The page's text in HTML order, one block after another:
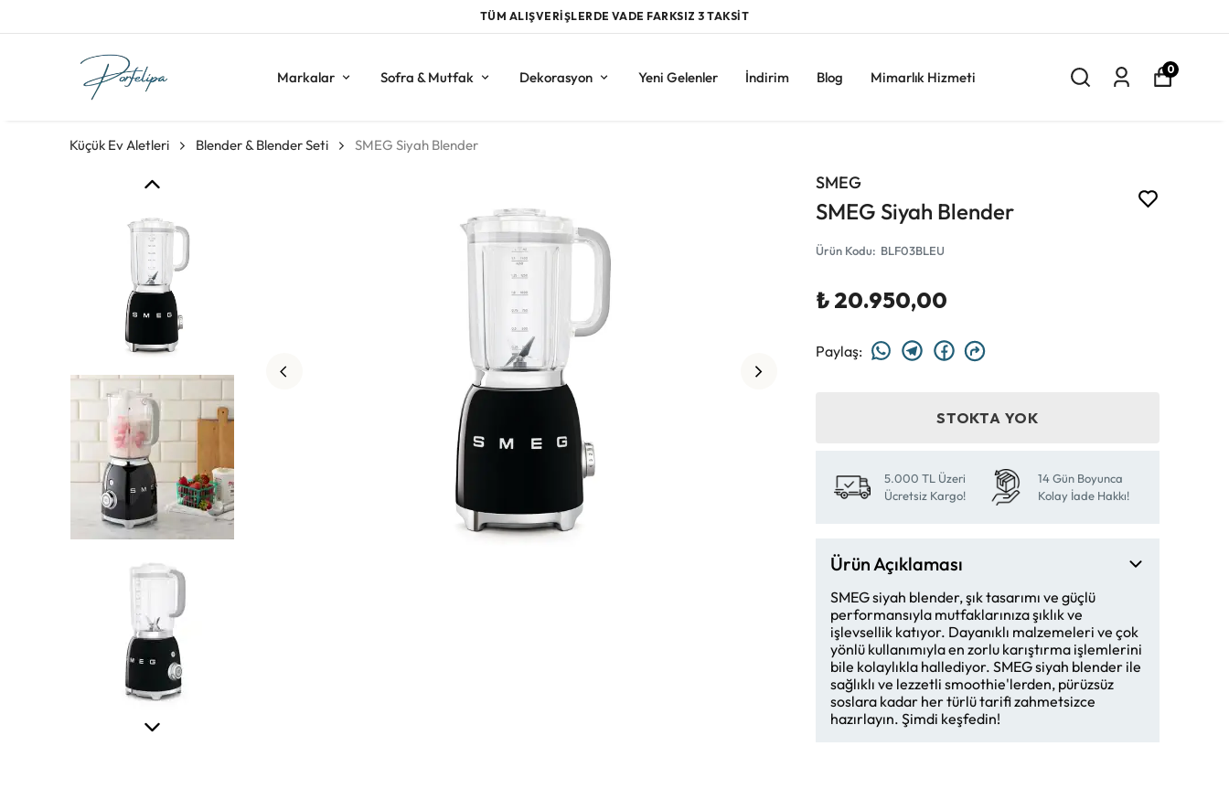
TÜM ALIŞVERİŞLERDE VADE FARKSIZ 3 TAKSİT
Markalar Sofra & Mutfak Dekorasyon Yeni Gelenler İndirim Blog Mimarlık Hizmeti 0
Küçük Ev Aletleri Blender & Blender Seti SMEG Siyah Blender
SMEG
SMEG Siyah Blender
Ürün Kodu: BLF03BLEU
₺ 20.950,00
Paylaş:
STOKTA YOK
5.000 TL Üzeri
Ücretsiz Kargo!
14 Gün Boyunca
Kolay İade Hakkı!
Ürün Açıklaması
SMEG siyah blender, şık tasarımı ve güçlü
performansıyla mutfaklarınıza şıklık ve
işlevsellik katıyor. Dayanıklı malzemeleri ve çok
yönlü kullanımıyla en zorlu karıştırma işlemlerini
bile kolaylıkla hallediyor. SMEG siyah blender ile
sağlıklı ve lezzetli smoothie'lerden, pürüzsüz
soslara kadar her türlü tarifi zahmetsizce
hazırlayın. Şimdi keşfedin!